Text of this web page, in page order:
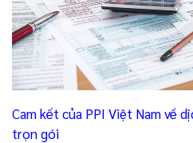
Cam kết của PPI Việt Nam về
trọn gói